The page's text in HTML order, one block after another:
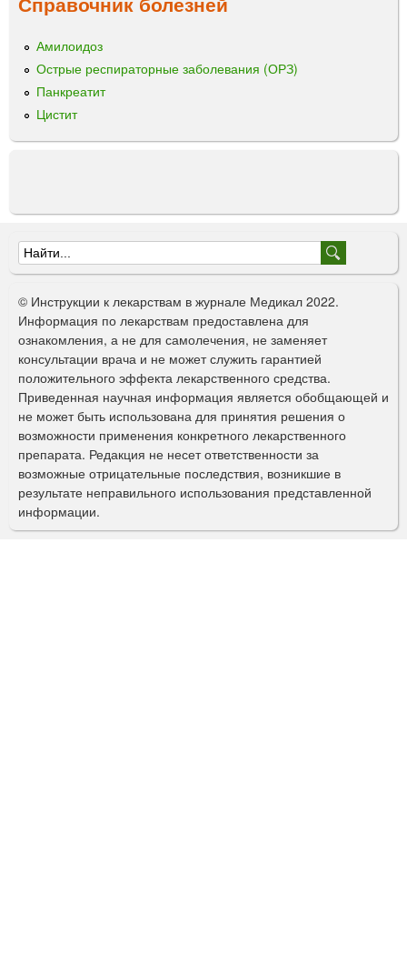
ч
н
н
ы
о
г
р
с
к
л
е
к
с
р
е
д
с
т
в
Амилоидоз
Острые респираторные заболевания (ОРЗ)
Панкреатит
Цистит
Ф
о
р
м
а
п
о
и
с
к
© Инструкции к лекарствам в журнале Медикал 2022.
Информация по лекарствам предоставлена для
ознакомления, а не для самолечения, не заменяет
консультации врача и не может служить гарантией
положительного эффекта лекарственного средства.
Приведенная научная информация является обобщающей и
не может быть использована для принятия решения о
возможности применения конкретного лекарственного
препарата. Редакция не несет ответственности за
возможные отрицательные последствия, возникшие в
результате неправильного использования представленной
информации.